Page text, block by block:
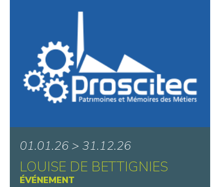
01.01.26 > 31.12.26
LOUISE DE BETTIGNIES
ÉVÉNEMENT